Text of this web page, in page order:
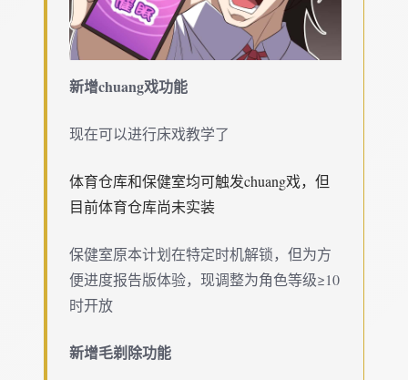
新增chuang戏功能
现在可以进行床戏教学了
体育仓库和保健室均可触发chuang戏，但
目前体育仓库尚未实装
保健室原本计划在特定时机解锁，但为方
便进度报告版体验，现调整为角色等级≥10
时开放
新增毛剃除功能